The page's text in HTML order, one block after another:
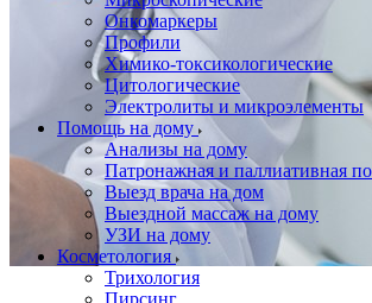
Онкомаркеры
Профили
Химико-токсикологические
Цитологические
Электролиты и микроэлементы
Помощь на дому
Анализы на дому
Патронажная и паллиативная
Выезд врача на дом
Выездной массаж на дому
УЗИ на дому
Косметология
Трихология
Пирсинг